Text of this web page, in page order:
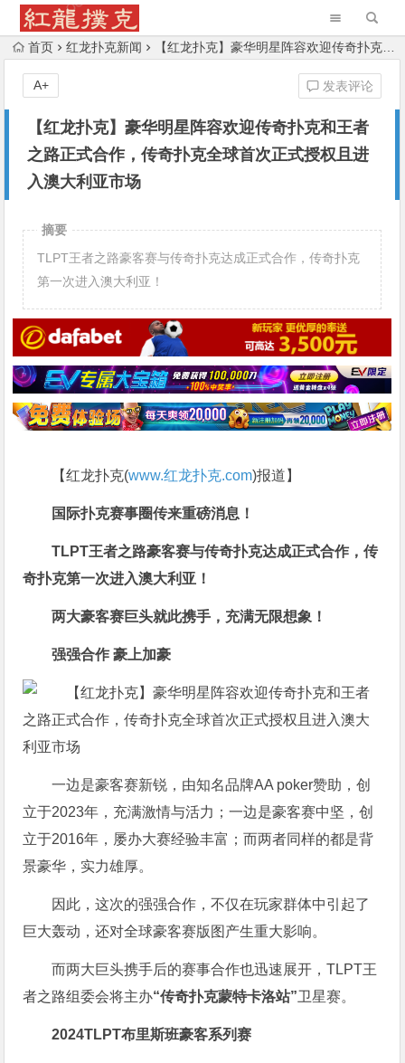
首页 红龙扑克新闻 【红龙扑克】豪华明星阵容欢迎传奇扑克和王者之路正式合作，传奇扑克全球首次正式授权且进入澳大利亚市场
【红龙扑克】豪华明星阵容欢迎传奇扑克和王者
之路正式合作，传奇扑克全球首次正式授权且进
入澳大利亚市场
发表评论
A+
摘要
TLPT王者之路豪客赛与传奇扑克达成正式合作，传奇扑克
第一次进入澳大利亚！
【红龙扑克(www.红龙扑克.com)报道】
国际扑克赛事圈传来重磅消息！
TLPT王者之路豪客赛与传奇扑克达成正式合作，传
奇扑克第一次进入澳大利亚！
两大豪客赛巨头就此携手，充满无限想象！
强强合作 豪上加豪
一边是豪客赛新锐，由知名品牌AA poker赞助，创
立于2023年，充满激情与活力；一边是豪客赛中坚，创
立于2016年，屡办大赛经验丰富；而两者同样的都是背
景豪华，实力雄厚。
因此，这次的强强合作，不仅在玩家群体中引起了
巨大轰动，还对全球豪客赛版图产生重大影响。
而两大巨头携手后的赛事合作也迅速展开，TLPT王
者之路组委会将主办“传奇扑克蒙特卡洛站”卫星赛。
2024TLPT布里斯班豪客系列赛